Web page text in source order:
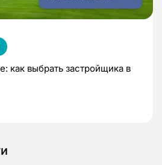
как выбрать застройщика в